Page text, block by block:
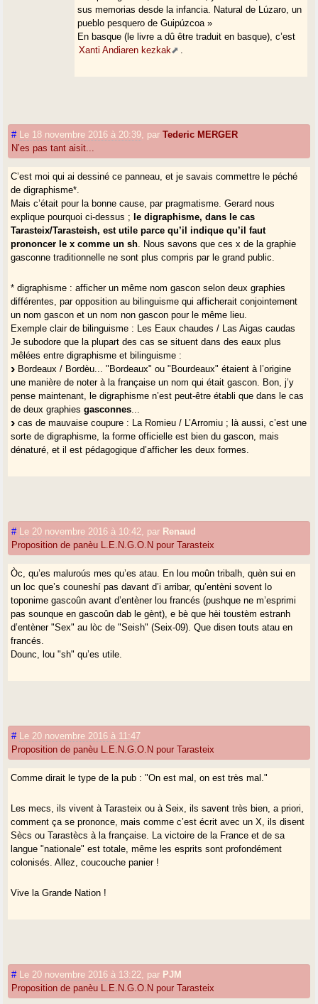
sus memorias desde la infancia. Natural de Lúzaro, un
pueblo pesquero de Guipúzcoa »
En basque (le livre a dû être traduit en basque), c’est
Xanti Andiaren kezkak
# Le 18 novembre 2016 à 20:39 parTederic MERGER
N’es pas tant aisit...
C’est moi qui ai dessiné ce panneau, et je savais commettre le péché
de digraphisme*.
Mais c’était pour la bonne cause, par pragmatisme. Gerard nous
explique pourquoi ci-dessus ; le digraphisme, dans le cas
Tarasteix/Tarasteish, est utile parce qu’il indique qu’il faut
prononcer le x comme un sh . Nous savons que ces x de la graphie
gasconne traditionnelle ne sont plus compris par le grand public.
* digraphisme : afficher un même nom gascon selon deux graphies
différentes, par opposition au bilinguisme qui afficherait conjointement
un nom gascon et un nom non gascon pour le même lieu.
Exemple clair de bilinguisme : Les Eaux chaudes / Las Aigas caudas
Je subodore que la plupart des cas se situent dans des eaux plus
mêlées entre digraphisme et bilinguisme :
Bordeaux / Bordèu... "Bordeaux" ou "Bourdeaux" étaient à l’origine
une manière de noter à la française un nom qui était gascon. Bon, j’y
pense maintenant, le digraphisme n’est peut-être établi que dans le cas
de deux graphiesgasconnes
cas de mauvaise coupure : La Romieu / L’Arromiu ; là aussi, c’est une
sorte de digraphisme, la forme officielle est bien du gascon, mais
dénaturé, et il est pédagogique d’afficher les deux formes.
# Le 20 novembre 2016 à 10:42 par Renaud
Proposition de panèu L.E.N.G.O.N pour Tarasteix
Òc, qu’es maluroús mes qu’es atau. En lou moûn tribalh, quèn sui en
un loc que’s couneshí pas davant d’i arribar, qu’entèni sovent lo
toponime gascoûn avant d’entèner lou francés (pushque ne m’esprimi
pas sounque en gascoûn dab le gènt), e bè que hèi toustèm estranh
d’entèner "Sex" au lòc de "Seish" (Seix-09). Que disen touts atau en
francés.
Dounc, lou "sh" qu’es utile.
#
Le 20 novembre 2016 à 11:47
Proposition de panèu L.E.N.G.O.N pour Tarasteix
Comme dirait le type de la pub : "On est mal, on est très mal."
Les mecs, ils vivent à Tarasteix ou à Seix, ils savent très bien, a priori,
comment ça se prononce, mais comme c’est écrit avec un X, ils disent
Sècs ou Tarastècs à la française. La victoire de la France et de sa
langue "nationale" est totale, même les esprits sont profondément
colonisés. Allez, coucouche panier !
Vive la Grande Nation !
# Le 20 novembre 2016 à 13:22 par PJM
Proposition de panèu L.E.N.G.O.N pour Tarasteix